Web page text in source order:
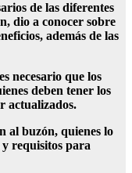
de las diferentes
dio a conocer sobre
además de las
necesario que los
deben tener los
actualizados.
al buzón, quienes lo
y requisitos para